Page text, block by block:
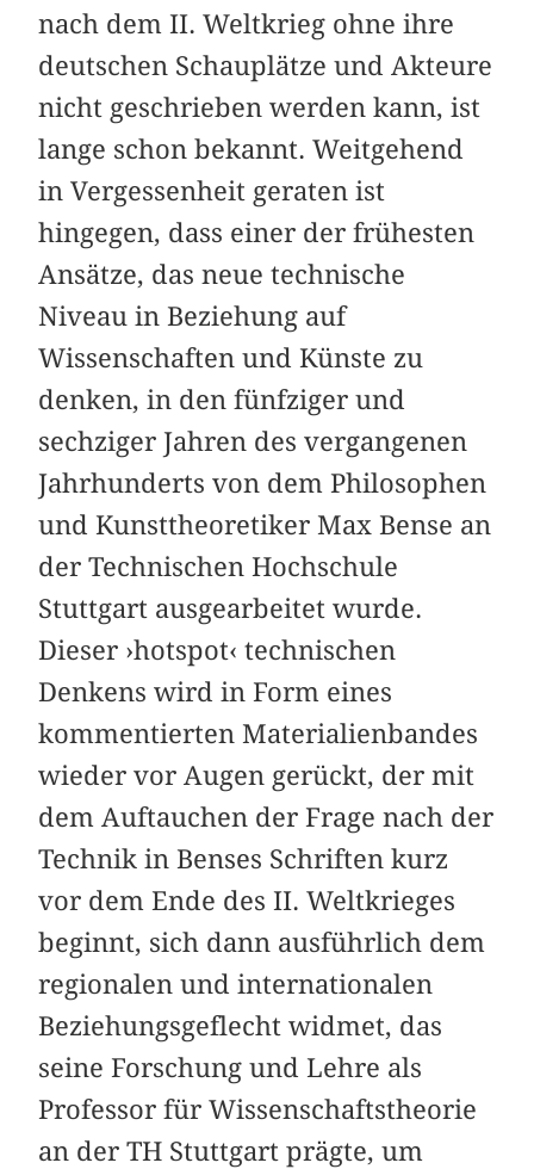
nach dem II. Weltkrieg ohne ihre
deutschen Schauplätze und Akteure
nicht geschrieben werden kann, ist
lange schon bekannt. Weitgehend
in Vergessenheit geraten ist
hingegen, dass einer der frühesten
Ansätze, das neue technische
Niveau in Beziehung auf
Wissenschaften und Künste zu
denken, in den fünfziger und
sechziger Jahren des vergangenen
Jahrhunderts von dem Philosophen
und Kunsttheoretiker Max Bense an
der Technischen Hochschule
Stuttgart ausgearbeitet wurde.
Dieser ›hotspot‹ technischen
Denkens wird in Form eines
kommentierten Materialienbandes
wieder vor Augen gerückt, der mit
dem Auftauchen der Frage nach der
Technik in Benses Schriften kurz
vor dem Ende des II. Weltkrieges
beginnt, sich dann ausführlich dem
regionalen und internationalen
Beziehungsgeflecht widmet, das
seine Forschung und Lehre als
Professor für Wissenschaftstheorie
an der TH Stuttgart prägte, um